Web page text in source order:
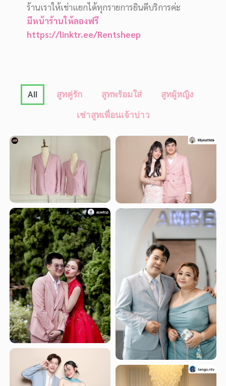
ร้านเราให้เช่าแยกได้ทุกรายการยินดีบริการค่ะ
มีหน้าร้านให้ลองฟรี
https://linktr.ee/Rentsheep
All สูทคู่รัก สูทพร้อมใส่ สูทผู้หญิง
เช่าสูทเพื่อนเจ้าบ่าว